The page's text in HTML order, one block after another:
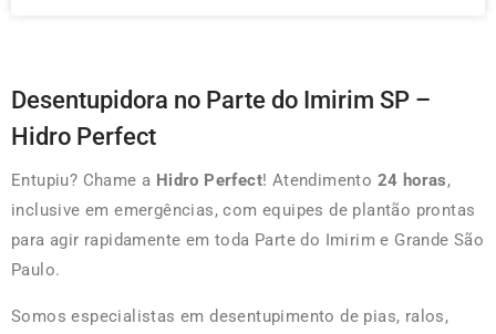
Desentupidora no Parte do Imirim SP –
Hidro Perfect
Entupiu? Chame a Hidro Perfect! Atendimento 24 horas,
inclusive em emergências, com equipes de plantão prontas
para agir rapidamente em toda Parte do Imirim e Grande São
Paulo.
Somos especialistas em desentupimento de pias, ralos,